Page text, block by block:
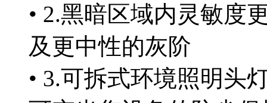
• 2.黑暗区域内灵敏度
及更中性的灰阶
• 3.可拆式环境照明头